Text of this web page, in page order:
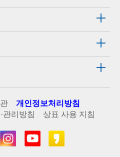
개인정보처리방침
관리방침
상표 사용 지침